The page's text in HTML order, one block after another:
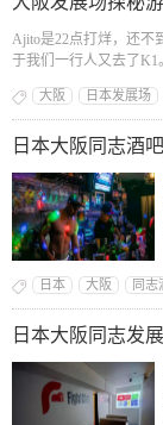
Ajito是22点打烊，还不
于我们一行人又去了K1
大阪 日本发展场
日本大阪同志酒
日本 大阪 同志
日本大阪同志发